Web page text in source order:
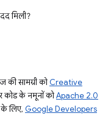
मिली?
सामग्री कोCreative
के नमूनों कोApache 2.0
लिए, Google Developers